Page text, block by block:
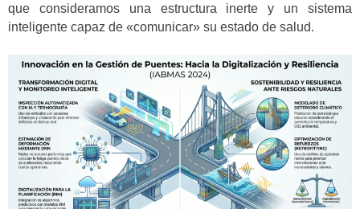
que consideramos una estructura inerte y un sistema
inteligente capaz de «comunicar» su estado de salud.